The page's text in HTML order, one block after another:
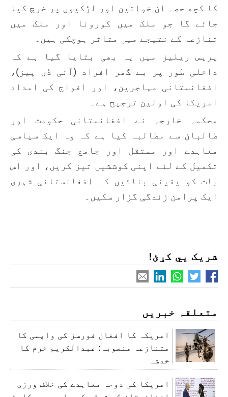
کا کچھ حصہ ان خواتین اور لڑکیوں پر خرچ کیا
جائے گا جو ملک میں کورونا اور ملک میں
تنازعہ کے نتیجے میں متاثر ہوچکی ہیں۔
پریس ریلیز میں یہ بھی بتایا گیا ہے کہ
داخلی طور پر بے گھر افراد (آئی ڈی پیز)،
افغانستانی مہاجرین، اور افواج کی امداد
امریکا کی اولین ترجیح ہے۔
محکمہ خارجہ نے افغانستانی حکومت اور
طالبان سے مطالبہ کیا ہے کہ وہ ایک سیاسی
معاہدے اور مستقل اور جامع جنگ بندی کی
تکمیل کے لئے اپنی کوششیں تیز کریں، اور اس
بات کو یقینی بنائیں کہ افغانستانی شہری
ایک پرامن زندگی گزار سکیں۔
شریک یي کړئ!
متعلقہ خبریں
امریکہ کا افغان فورسز کی واپسی کا
متنازعہ منصوبہ: عبدالکریم خرم کا
خدشہ
امریکا کی دوحہ معاہدے کی خلاف ورزی